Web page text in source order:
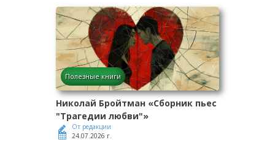
Полезные книги
Николай Бройтман «Сборник пьес
"Трагедии любви"»
От редакции
24.07.2026 г.